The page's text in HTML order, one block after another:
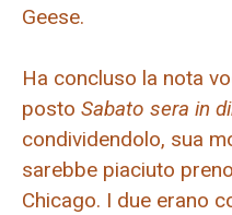
Geese.
Ha concluso la nota
posto Sabato sera in
condividendolo, sua
sarebbe piaciuto
Chicago. I due erano